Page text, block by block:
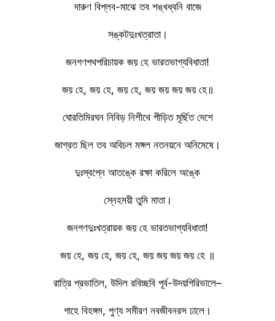
দারুণ বিপ্লব-মাঝে তব শঙ্খধ্বনি বাজে
সঙ্কটদুঃখত্রাতা।
জনগণপথপরিচায়ক জয় হে ভারতভাগ্যবিধাতা!
জয় হে, জয় হে, জয় হে, জয় জয় জয় জয় হে॥
ঘোরতিমিরঘন নিবিড় নিশীথে পীড়িত মূর্ছিত দেশে
জাগ্রত ছিল তব অবিচল মঙ্গল নতনয়নে অনিমেষে।
দুঃস্বপ্নে আতঙ্কে রক্ষা করিলে অঙ্কে
স্নেহময়ী তুমি মাতা।
জনগণদুঃখত্রায়ক জয় হে ভারতভাগ্যবিধাতা!
জয় হে, জয় হে, জয় হে, জয় জয় জয় জয় হে ॥
রাত্রি প্রভাতিল, উদিল রবিচ্ছবি পূর্ব-উদয়গিরিভালে–
গাহে বিহঙ্গম, পুণ্য সমীরণ নবজীবনরস ঢালে।